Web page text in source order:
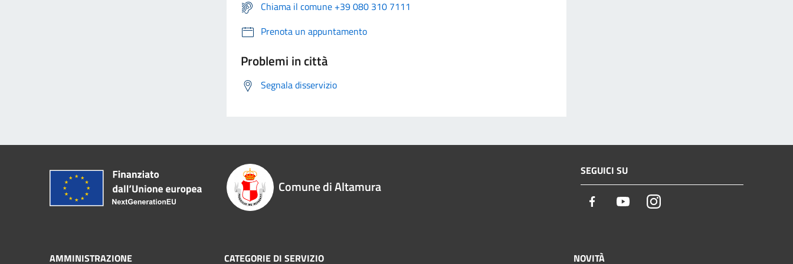
Chiama il comune +39 080 310 7111
Prenota un appuntamento
Problemi in città
Segnala disservizio
Comune di Altamura
SEGUICI SU
Facebook YoutubeInstagram
AMMINISTRAZIONE CATEGORIE DI SERVIZIO NOVITÀ